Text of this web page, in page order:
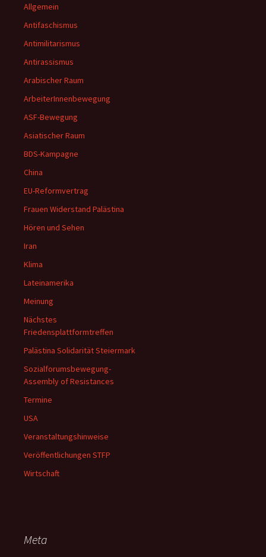
Allgemein
Antifaschismus
Antimilitarismus
Antirassismus
Arabischer Raum
ArbeiterInnenbewegung
ASF-Bewegung
Asiatischer Raum
BDS-Kampagne
China
EU-Reformvertrag
Frauen Widerstand Palästina
Hören und Sehen
Iran
Klima
Lateinamerika
Meinung
Nächstes
Friedensplattformtreffen
Palästina Solidarität Steiermark
Sozialforumsbewegung-
Assembly of Resistances
Termine
USA
Veranstaltungshinweise
Veröffentlichungen STFP
Wirtschaft
Meta